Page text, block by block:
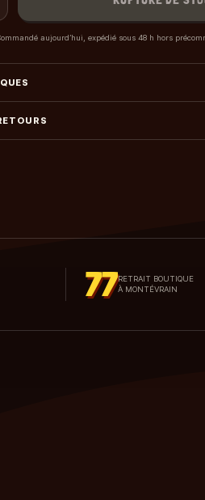
aujourd’hui, expédié sous 48 h hors
77RETRAIT BOUTIQUE
À MONTÉVRAIN